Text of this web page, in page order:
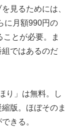
見るためには、
に月額990円の
とが必要。ま
ではあるのだ
り」は無料。し
版。ほぼそのま
きる。